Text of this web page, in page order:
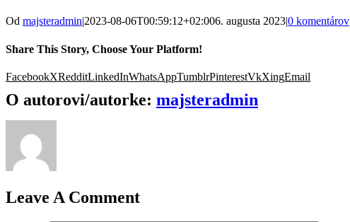
Od majsteradmin|2023-08-06T00:59:12+02:006. augusta 2023|0 komentárov
Share This Story, Choose Your Platform!
FacebookXRedditLinkedInWhatsAppTumblrPinterestVkXingEmail
O autorovi/autorke: majsteradmin
Leave A Comment